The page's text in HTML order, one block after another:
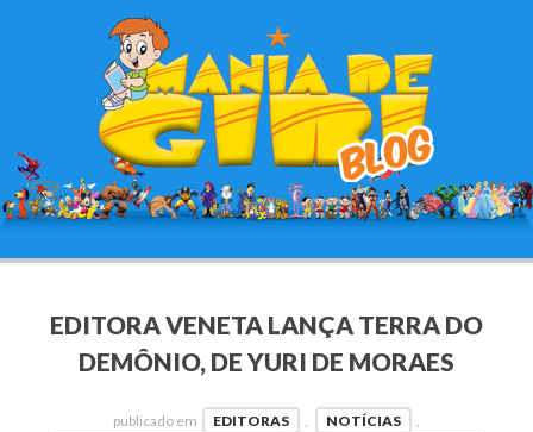
EDITORA VENETA LANÇA TERRA DO
DEMÔNIO, DE YURI DE MORAES
publicado em EDITORAS , NOTÍCIAS
,